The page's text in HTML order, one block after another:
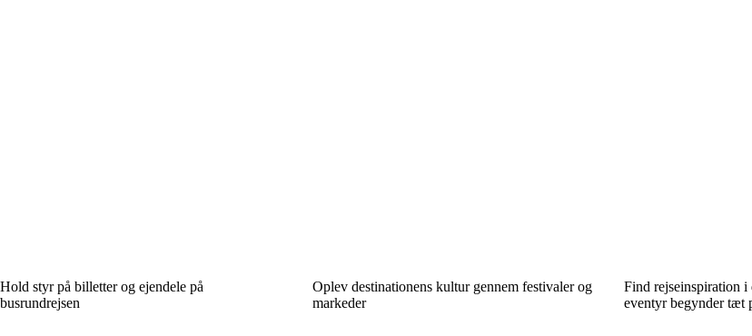
Hold styr på billetter og ejendele på
busrundrejsen
Oplev destinationens kultur gennem festivaler og
markeder
Find rejseinspiration
eventyr begynder tæt